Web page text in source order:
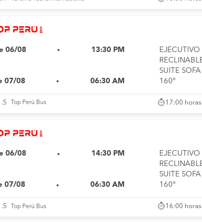
06/08 13:30 PM
07/08 06:30 AM
EJECUTIVO
SUITE
160°
Top Perú Bus 17:00 horas
06/08 14:30 PM
07/08 06:30 AM
EJECUTIVO
SUITE
160°
Top Perú Bus 16:00 horas